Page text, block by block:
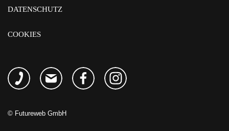
DATENSCHUTZ
COOKIES
© Futureweb GmbH